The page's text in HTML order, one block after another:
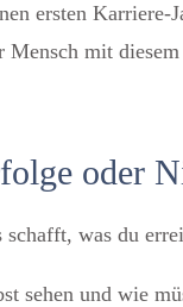
ersten Karriere-
mit
oder
schafft, was du
sehen und wie